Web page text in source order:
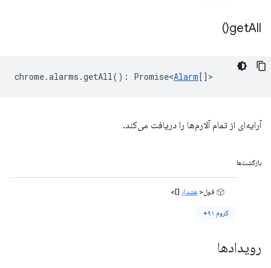
getAll(
)
chrome.alarms .getAll() : Promise<Alarm[] >
آرایه‌ای از تمام آلارم‌ها را دریافت می‌کند.
بازگشت‌ها
قول< هشدار []>
کروم ۹۱+
رویدادها